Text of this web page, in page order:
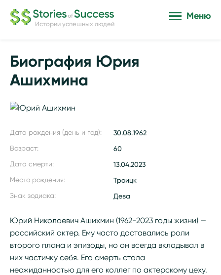
Истории успешных людей
Меню
Биография Юрия
Ашихмина
Дата рождения (день и год): 30.08.1962
Возраст: 60
Дата смерти: 13.04.2023
Место рождения: Троицк
Знак зодиака: Дева
Юрий Николаевич Ашихмин (1962-2023 годы жизни) —
российский актер. Ему часто доставались роли
второго плана и эпизоды, но он всегда вкладывал в
них частичку себя. Его смерть стала
неожиданностью для его коллег по актерскому цеху.